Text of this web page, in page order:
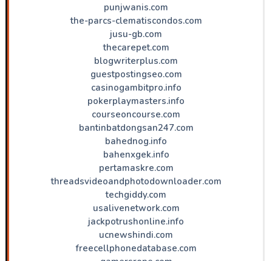
punjwanis.com
the-parcs-clematiscondos.com
jusu-gb.com
thecarepet.com
blogwriterplus.com
guestpostingseo.com
casinogambitpro.info
pokerplaymasters.info
courseoncourse.com
bantinbatdongsan247.com
bahednog.info
bahenxgek.info
pertamaskre.com
threadsvideoandphotodownloader.com
techgiddy.com
usalivenetwork.com
jackpotrushonline.info
ucnewshindi.com
freecellphonedatabase.com